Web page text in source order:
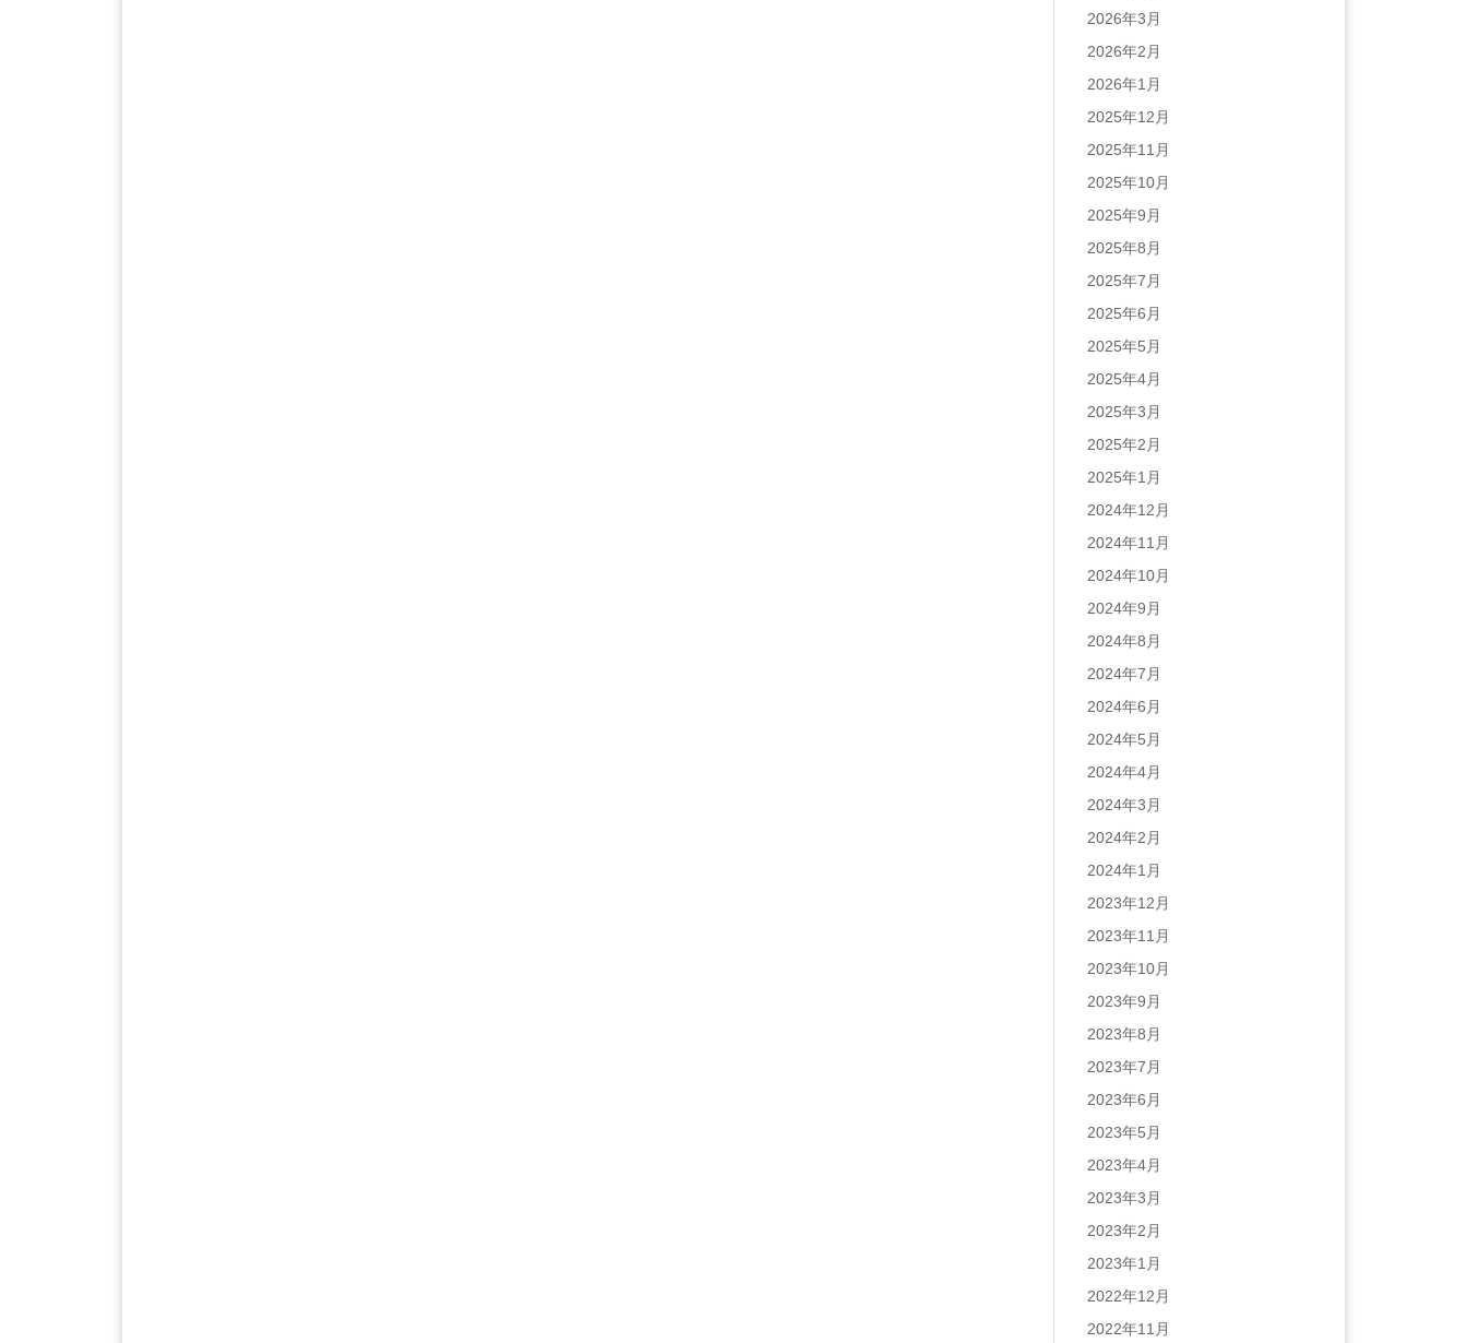
2026年3月
2026年2月
2026年1月
2025年12月
2025年11月
2025年10月
2025年9月
2025年8月
2025年7月
2025年6月
2025年5月
2025年4月
2025年3月
2025年2月
2025年1月
2024年12月
2024年11月
2024年10月
2024年9月
2024年8月
2024年7月
2024年6月
2024年5月
2024年4月
2024年3月
2024年2月
2024年1月
2023年12月
2023年11月
2023年10月
2023年9月
2023年8月
2023年7月
2023年6月
2023年5月
2023年4月
2023年3月
2023年2月
2023年1月
2022年12月
2022年11月